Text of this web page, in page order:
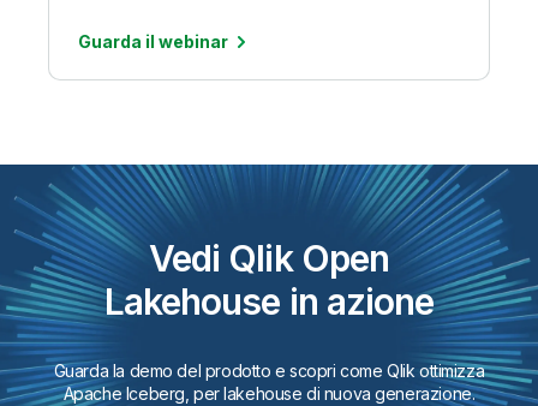
Guarda il webinar
Vedi Qlik Open
Lakehouse in azione
Guarda la demo del prodotto e scopri come Qlik ottimizza
Apache Iceberg, per lakehouse di nuova generazione.